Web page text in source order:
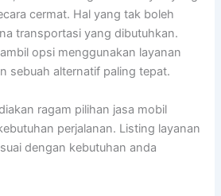
cermat. Hal yang tak boleh
transportasi yang dibutuhkan.
opsi menggunakan layanan
sebuah alternatif paling tepat.
ragam pilihan jasa mobil
perjalanan. Listing layanan
dengan kebutuhan anda